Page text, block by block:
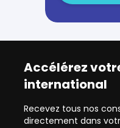
Accélérez
international
Recevez tous nos
directement dans